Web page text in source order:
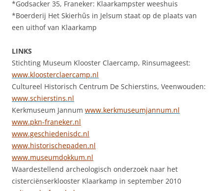
*Godsacker 35, Franeker: Klaarkampster weeshuis
*Boerderij Het Skierhûs in Jelsum staat op de plaats van
een uithof van Klaarkamp
LINKS
Stichting Museum Klooster Claercamp, Rinsumageest:
www.kloosterclaercamp.nl
Cultureel Historisch Centrum De Schierstins, Veenwouden:
www.schierstins.nl
Kerkmuseum Jannum www.kerkmuseumjannum.nl
www.pkn-franeker.nl
www.geschiedenisdc.nl
www.historischepaden.nl
www.museumdokkum.nl
Waardestellend archeologisch onderzoek naar het
cisterciënserklooster Klaarkamp in september 2010